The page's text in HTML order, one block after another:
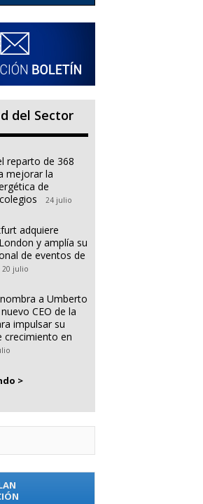
del Sector
reparto de 368
mejorar la
de
24 julio
adquiere
y amplía su
de eventos de
20 julio
a Umberto
CEO de la
impulsar su
crecimiento en
>